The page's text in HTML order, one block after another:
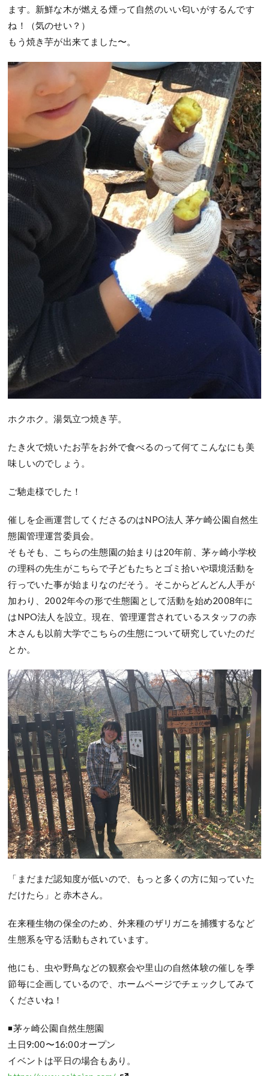
ます。新鮮な木が燃える煙って自然のいい匂いがするんです
ね！（気のせい？）
もう焼き芋が出来てました〜。
ホクホク。湯気立つ焼き芋。
たき火で焼いたお芋をお外で食べるのって何てこんなにも美
味しいのでしょう。
ご馳走様でした！
催しを企画運営してくださるのはNPO法人 茅ケ崎公園自然生
態園管理運営委員会。
そもそも、こちらの生態園の始まりは20年前、茅ヶ崎小学校
の理科の先生がこちらで子どもたちとゴミ拾いや環境活動を
行っでいた事が始まりなのだそう。そこからどんどん人手が
加わり、2002年今の形で生態園として活動を始め2008年に
はNPO法人を設立。現在、管理運営されているスタッフの赤
木さんも以前大学でこちらの生態について研究していたのだ
とか。
「まだまだ認知度が低いので、もっと多くの方に知っていた
だけたら」と赤木さん。
在来種生物の保全のため、外来種のザリガニを捕獲するなど
生態系を守る活動もされています。
他にも、虫や野鳥などの観察会や里山の自然体験の催しを季
節毎に企画しているので、ホームページでチェックしてみて
くださいね！
◾茅ヶ崎公園自然生態園
土日9:00〜16:00オープン
イベントは平日の場合もあり。